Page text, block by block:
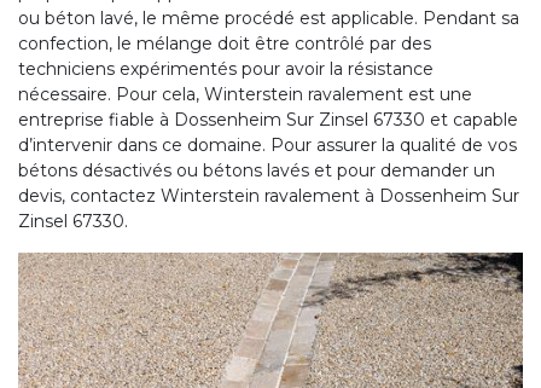
ou béton lavé, le même procédé est applicable. Pendant sa
confection, le mélange doit être contrôlé par des
techniciens expérimentés pour avoir la résistance
nécessaire. Pour cela, Winterstein ravalement est une
entreprise fiable à Dossenheim Sur Zinsel 67330 et capable
d’intervenir dans ce domaine. Pour assurer la qualité de vos
bétons désactivés ou bétons lavés et pour demander un
devis, contactez Winterstein ravalement à Dossenheim Sur
Zinsel 67330.